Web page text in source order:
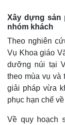
Xây dựng sản
nhóm khách
Theo nghiên
Vụ Khoa giáo
dưỡng núi tại
theo mùa vụ và
giải pháp vừa
phục hạn chế
Về quy hoạch